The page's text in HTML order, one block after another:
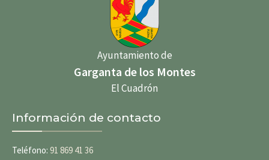
Ayuntamiento de
Garganta de los Montes
El Cuadrón
Información de contacto
Teléfono: 91 869 41 36